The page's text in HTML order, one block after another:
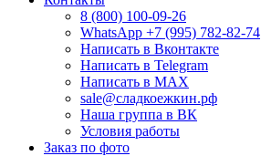
8 (800) 100-09-26
WhatsApp +7 (995) 782-82-74
Написать в Вконтакте
Написать в Telegram
Написать в MAX
sale@сладкоежкин.рф
Наша группа в ВК
Условия работы
Заказ по фото